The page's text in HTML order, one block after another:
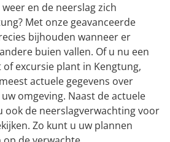
en de neerslag zich
Met onze geavanceerde
bijhouden wanneer er
buien vallen. Of u nu een
excursie plant in Kengtung,
actuele gegevens over
omgeving. Naast de actuele
ook de neerslagverwachting voor
Zo kunt u uw plannen